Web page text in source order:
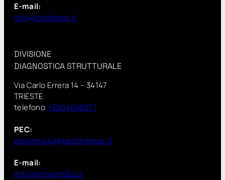
E-mail:
info@insitueng.it
DIVISIONE
DIAGNOSTICA STRUTTURALE
Via Carlo Errera 14 – 34147
TRIESTE
telefono +3904098277
PEC:
proveinsitu@pecimprese.it
E-mail:
info@proveinsitu.it